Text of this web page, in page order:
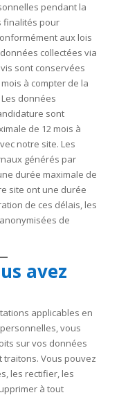
pendant la
finalités pour
aux lois
collectées via
sont conservées
à compter de la
données
sont
de 12 mois à
notre site. Les
générés par
durée maximale de
site ont une durée
de ces délais, les
de
avez
applicables en
vous
sur vos données
Vous pouvez
les rectifier, les
à tout